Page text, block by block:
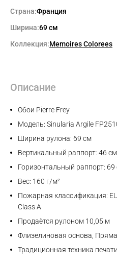
Страна:Франция
Ширина:69 см
Коллекция:Memoires Colorees
Описание
Обои Pierre Frey
Модель: Sinularia Argile
Ширина рулона: 69 см
Вертикальный раппорт: 46 см
Горизонтальный раппорт: 69
Вес: 160 г/м²
Пожарная классификация:
Class A
Продаётся рулоном 10,05 м
Флизелиновая основа,
Традиционная техника печати